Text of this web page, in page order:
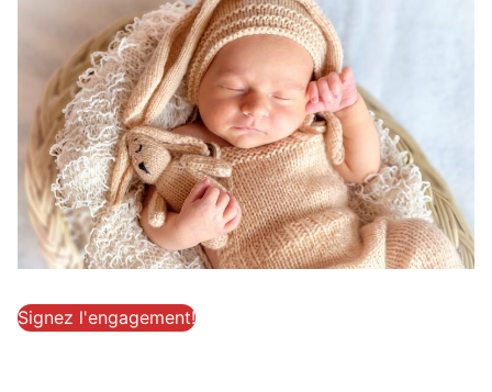
Signez l'engagement!